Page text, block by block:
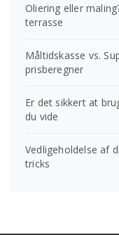
Oliering eller
terrasse
Måltidskasse vs.
prisberegner
Er det sikkert at
du vide
Vedligeholdelse af
tricks